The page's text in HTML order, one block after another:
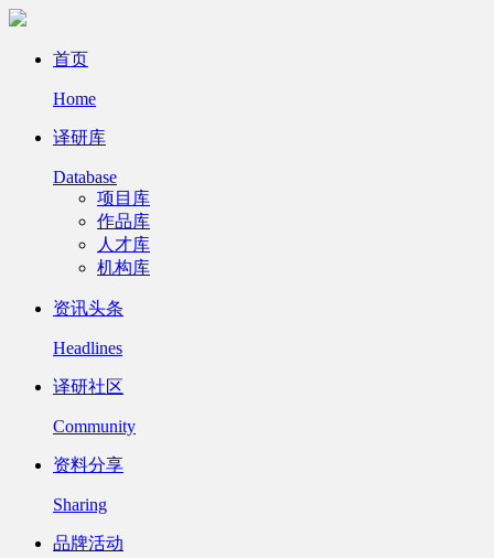
首页
Home
译研库
Database
项目库
作品库
人才库
机构库
资讯头条
Headlines
译研社区
Community
资料分享
Sharing
品牌活动